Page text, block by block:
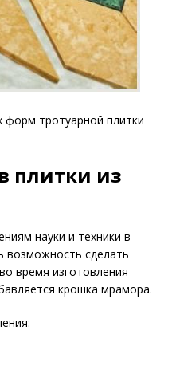
форм тротуарной плитки
плитки из
науки и техники в
возможность сделать
время изготовления
крошка мрамора.